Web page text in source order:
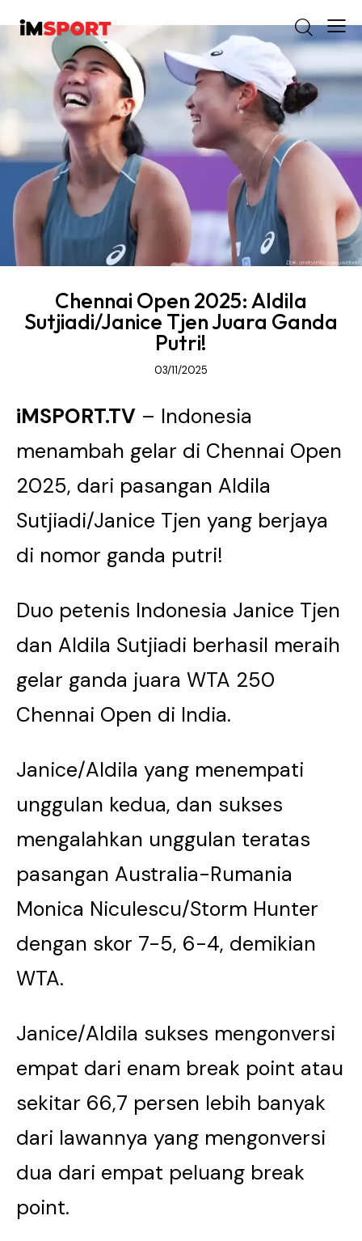
Chennai Open 2025: Aldila
Sutjiadi/Janice Tjen Juara Ganda
Putri!
03/11/2025
iMSPORT.TV – Indonesia
menambah gelar di Chennai Open
2025, dari pasangan Aldila
Sutjiadi/Janice Tjen yang berjaya
di nomor ganda putri!
Duo petenis Indonesia Janice Tjen
dan Aldila Sutjiadi berhasil meraih
gelar ganda juara WTA 250
Chennai Open di India.
Janice/Aldila yang menempati
unggulan kedua, dan sukses
mengalahkan unggulan teratas
pasangan Australia-Rumania
Monica Niculescu/Storm Hunter
dengan skor 7-5, 6-4, demikian
WTA.
Janice/Aldila sukses mengonversi
empat dari enam break point atau
sekitar 66,7 persen lebih banyak
dari lawannya yang mengonversi
dua dari empat peluang break
point.